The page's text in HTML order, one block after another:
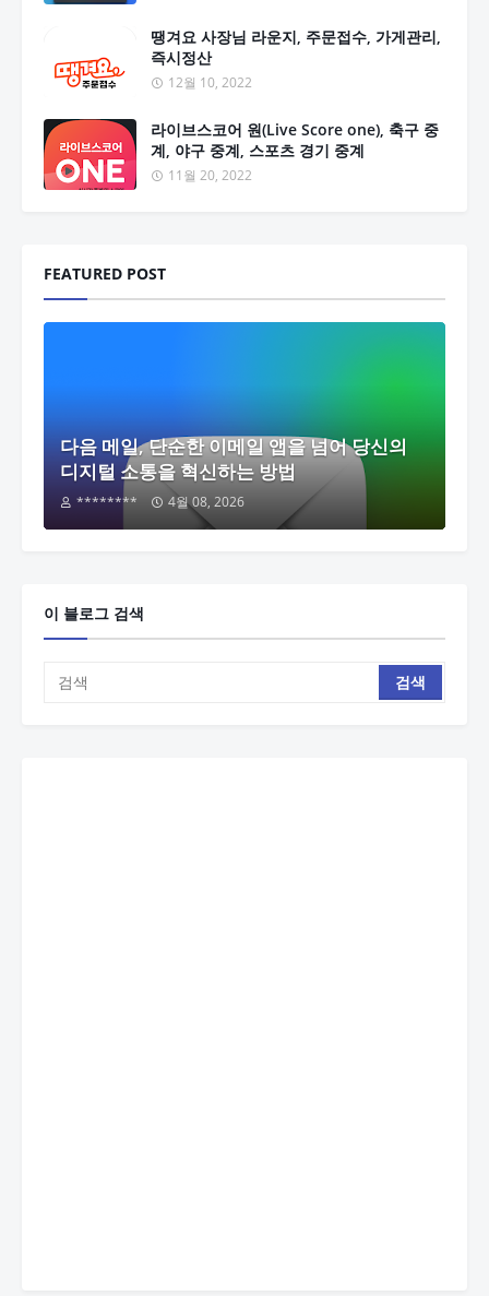
땡겨요 사장님 라운지, 주문접수, 가게관리,
즉시정산
12월 10, 2022
라이브스코어 원(Live Score one), 축구 중
계, 야구 중계, 스포츠 경기 중계
11월 20, 2022
FEATURED POST
다음 메일, 단순한 이메일 앱을 넘어 당신의
디지털 소통을 혁신하는 방법
******** 4월 08, 2026
이 블로그 검색